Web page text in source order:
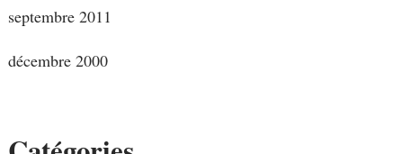
septembre 2011
décembre 2000